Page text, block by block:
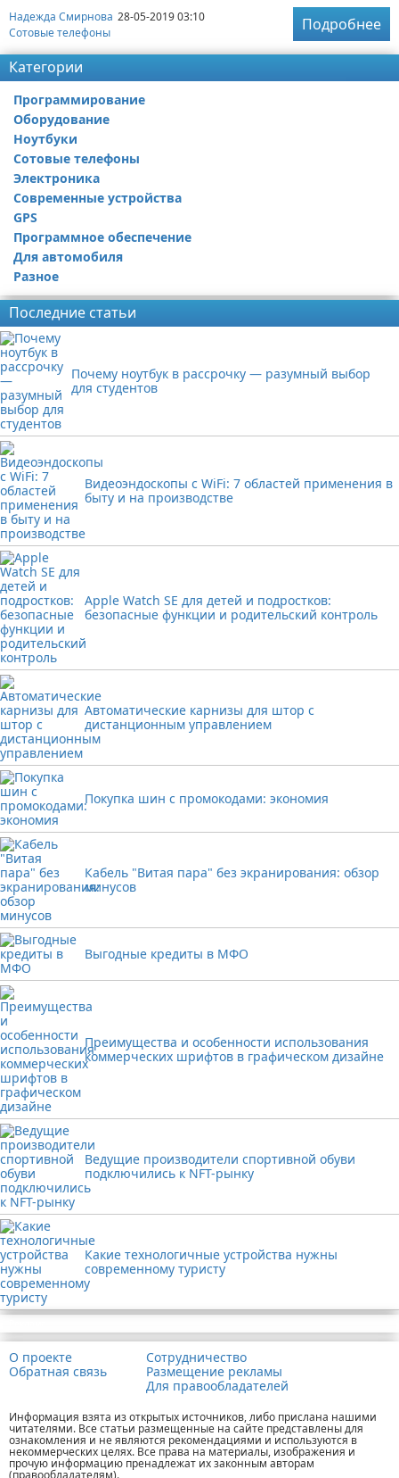
Надежда Смирнова 28-05-2019 03:10
Сотовые телефоны
Подробнее
Категории
Программирование
Оборудование
Ноутбуки
Сотовые телефоны
Электроника
Современные устройства
GPS
Программное обеспечение
Для автомобиля
Разное
Последние статьи
Почему ноутбук в рассрочку — разумный выбор
для студентов
Видеоэндоскопы с WiFi: 7 областей применения в
быту и на производстве
Apple Watch SE для детей и подростков:
безопасные функции и родительский контроль
Автоматические карнизы для штор с
дистанционным управлением
Покупка шин с промокодами: экономия
Кабель "Витая пара" без экранирования: обзор
минусов
Выгодные кредиты в МФО
Преимущества и особенности использования
коммерческих шрифтов в графическом дизайне
Ведущие производители спортивной обуви
подключились к NFT-рынку
Какие технологичные устройства нужны
современному туристу
О проекте
Обратная связь
Сотрудничество
Размещение рекламы
Для правообладателей
Информация взята из открытых источников, либо прислана нашими
читателями. Все статьи размещенные на сайте представлены для
ознакомления и не являются рекомендациями и используются в
некоммерческих целях. Все права на материалы, изображения и
прочую информацию пренадлежат их законным авторам
(правообладателям).